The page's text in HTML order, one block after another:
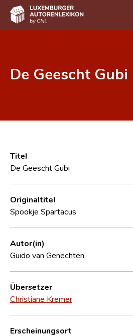
Häufige Fragen und Antworten
CNL
Forschungsgruppe
Kontakt
De Geescht Gubi
Titel
De Geescht Gubi
Originaltitel
Spookje Spartacus
Autor(in)
Guido van Genechten
Übersetzer
Christiane Kremer
Erscheinungsort